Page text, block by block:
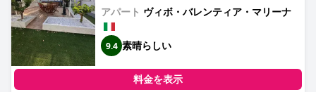
アパート ヴィボ・バレンティア・マリーナ
9.4 素晴らしい
料金を表示